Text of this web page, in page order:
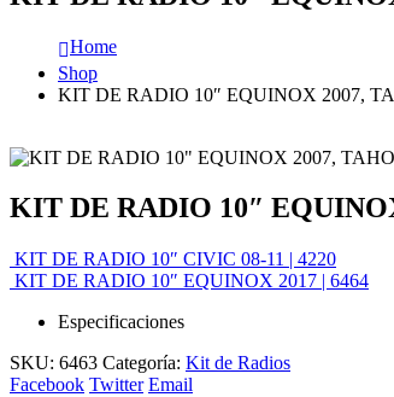
Home
Shop
KIT DE RADIO 10″ EQUINOX 2007,
KIT DE RADIO 10″
KIT DE RADIO 10″ CIVIC 08-11 | 4220
KIT DE RADIO 10″ EQUINOX 2017 | 6464
Especificaciones
SKU: 6463 Categoría: Kit de Radios
Facebook Twitter Email